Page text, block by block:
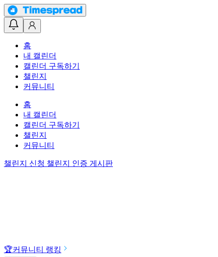
홈
내 캘린더
캘린더 구독하기
챌린지
커뮤니티
홈
내 캘린더
캘린더 구독하기
챌린지
커뮤니티
챌린지 신청 챌린지 인증 게시판
🏆커뮤니티 랭킹